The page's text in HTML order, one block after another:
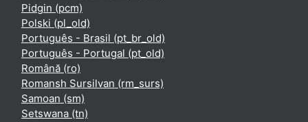
Pidgin ‎(pcm)‎
Polski ‎(pl_old)‎
Português - Brasil ‎(pt_br_old)‎
Português - Portugal ‎(pt_old)‎
Română ‎(ro)‎
Romansh Sursilvan ‎(rm_surs)‎
Samoan ‎(sm)‎
Setswana ‎(tn)‎